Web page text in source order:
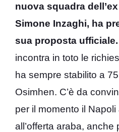
nuova squadra
Simone Inzaghi, ha
sua proposta ufficiale.
incontra in toto le
ha sempre stabilito a
Osimhen. C’è da
per il momento il
all’offerta araba, anche